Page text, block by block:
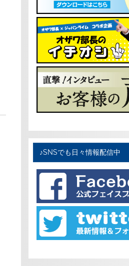
♪SNSでも日々情報配信中